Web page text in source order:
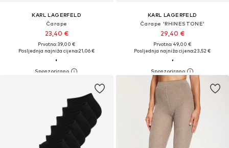
KARL LAGERFELD
Čarape
23,40 €
Prvotno: 39,00 €
Posljednja najniža cijena:21,06 €
KARL LAGERFELD
Čarape 'RHINESTONE'
29,40 €
Prvotno: 49,00 €
Posljednja najniža cijena:23,52 €